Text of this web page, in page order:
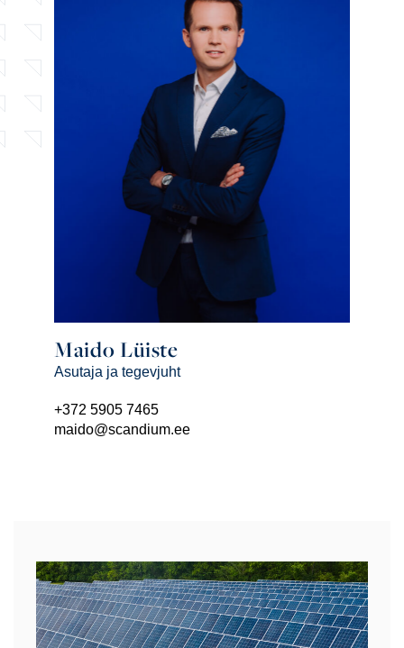
Maido Lüiste
Asutaja ja tegevjuht
+372 5905 7465
maido@scandium.ee